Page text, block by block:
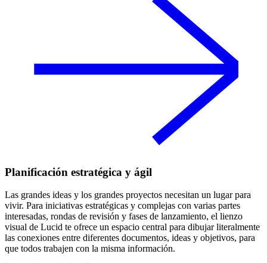
Planificación estratégica y ágil
Las grandes ideas y los grandes proyectos necesitan un lugar para
vivir. Para iniciativas estratégicas y complejas con varias partes
interesadas, rondas de revisión y fases de lanzamiento, el lienzo
visual de Lucid te ofrece un espacio central para dibujar literalmente
las conexiones entre diferentes documentos, ideas y objetivos, para
que todos trabajen con la misma información.